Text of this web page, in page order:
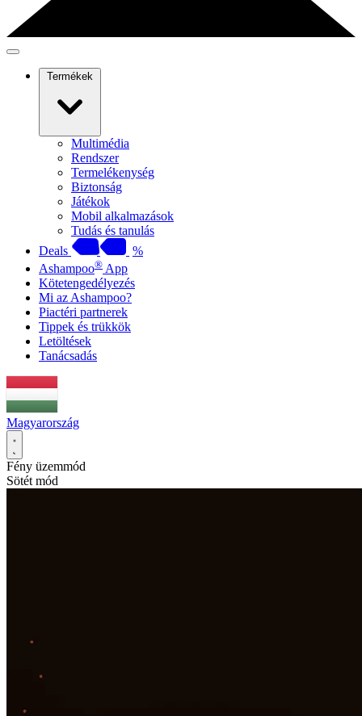
Termékek
Multimédia
Rendszer
Termelékenység
Biztonság
Játékok
Mobil alkalmazások
Tudás és tanulás
Deals
%
Ashampoo® App
Kötetengedélyezés
Mi az Ashampoo?
Piactéri partnerek
Tippek és trükkök
Letöltések
Tanácsadás
Magyarország
Fény üzemmód
Sötét mód